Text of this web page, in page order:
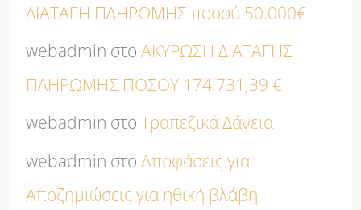
ΔΙΑΤΑΓΗ ΠΛΗΡΩΜΗΣ ποσού 50.000€
webadmin στοΑΚΥΡΩΣΗ ΔΙΑΤΑΓΗΣ
ΠΛΗΡΩΜΗΣ ΠΟΣΟΥ 174.731,39 €
webadmin στοΤραπεζικά Δάνεια
webadmin στοΑποφάσεις για
Αποζημιώσεις για ηθική βλάβη